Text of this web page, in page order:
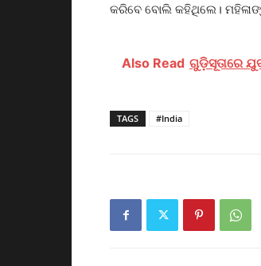
କରିବେ ବୋଲି କହିଥିଲେ।
Also Read ଗୁଡ଼ିସୂତାରେ
TAGS #India